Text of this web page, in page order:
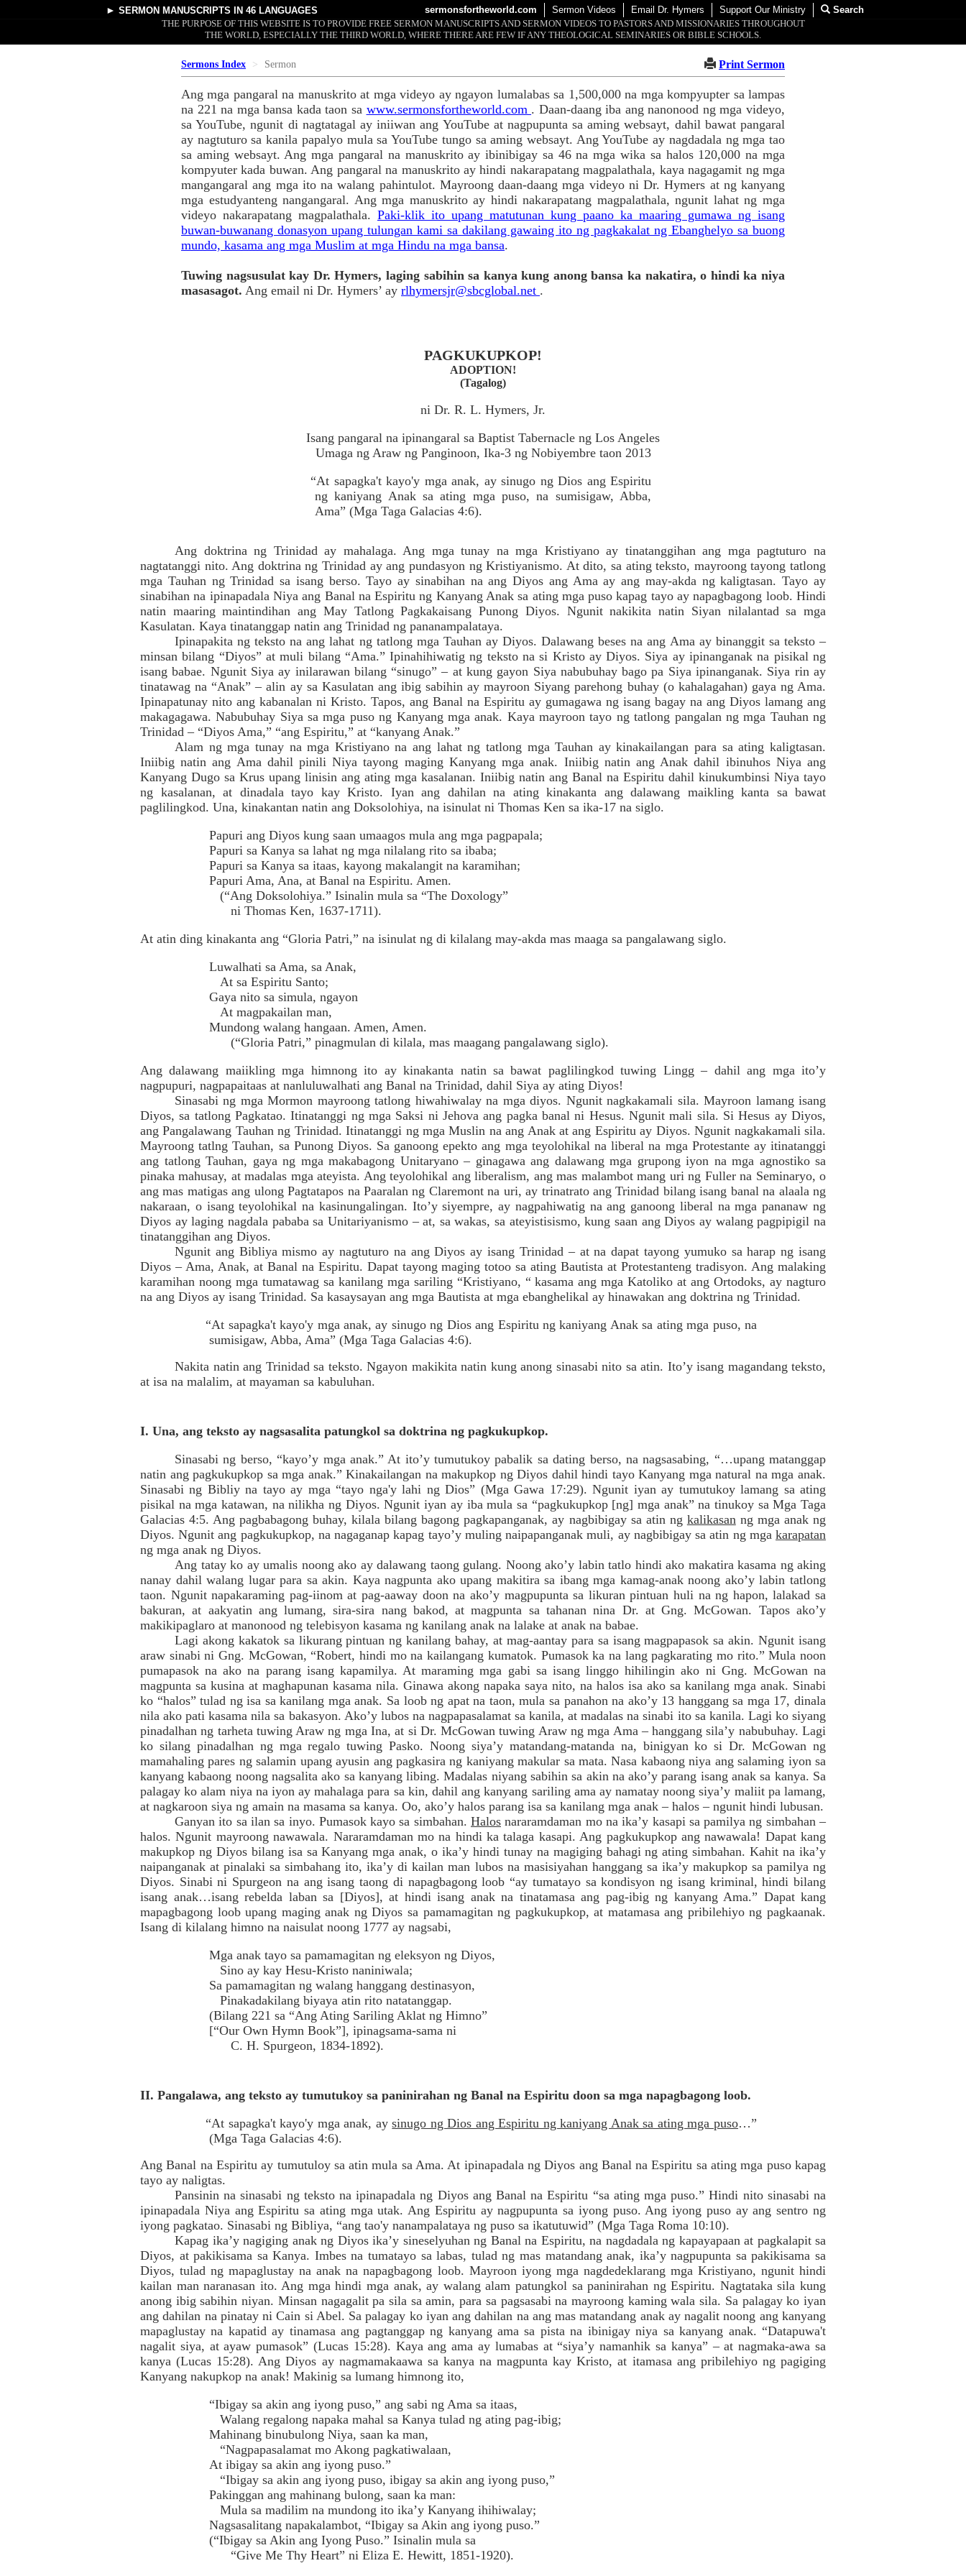
► SERMON MANUSCRIPTS IN 46 LANGUAGES sermonsfortheworld.com Sermon Videos Email Dr. Hymers Support Our Ministry
Search
THE PURPOSE OF THIS WEBSITE IS TO PROVIDE FREE SERMON MANUSCRIPTS AND SERMON VIDEOS TO PASTORS AND MISSIONARIES THROUGHOUT
THE WORLD, ESPECIALLY THE THIRD WORLD, WHERE THERE ARE FEW IF ANY THEOLOGICAL SEMINARIES OR BIBLE SCHOOLS.
Sermons Index Sermon Print Sermon
Ang mga pangaral na manuskrito at mga videyo ay ngayon lumalabas sa 1,500,000 na mga kompyupter sa lampas
na 221 na mga bansa kada taon sa www.sermonsfortheworld.com . Daan-daang iba ang nanonood ng mga videyo,
sa YouTube, ngunit di nagtatagal ay iniiwan ang YouTube at nagpupunta sa aming websayt, dahil bawat pangaral
ay nagtuturo sa kanila papalyo mula sa YouTube tungo sa aming websayt. Ang YouTube ay nagdadala ng mga tao
sa aming websayt. Ang mga pangaral na manuskrito ay ibinibigay sa 46 na mga wika sa halos 120,000 na mga
kompyuter kada buwan. Ang pangaral na manuskrito ay hindi nakarapatang magpalathala, kaya nagagamit ng mga
mangangaral ang mga ito na walang pahintulot. Mayroong daan-daang mga videyo ni Dr. Hymers at ng kanyang
mga estudyanteng nangangaral. Ang mga manuskrito ay hindi nakarapatang magpalathala, ngunit lahat ng mga
videyo nakarapatang magpalathala. Paki-klik ito upang matutunan kung paano ka maaring gumawa ng isang
buwan-buwanang donasyon upang tulungan kami sa dakilang gawaing ito ng pagkakalat ng Ebanghelyo sa buong
mundo, kasama ang mga Muslim at mga Hindu na mga bansa.
Tuwing nagsusulat kay Dr. Hymers, laging sabihin sa kanya kung anong bansa ka nakatira, o hindi ka niya
masasagot. Ang email ni Dr. Hymers’ ay rlhymersjr@sbcglobal.net .
PAGKUKUPKOP!
ADOPTION!
(Tagalog)
ni Dr. R. L. Hymers, Jr.
Isang pangaral na ipinangaral sa Baptist Tabernacle ng Los Angeles
Umaga ng Araw ng Panginoon, Ika-3 ng Nobiyembre taon 2013
“At sapagka't kayo'y mga anak, ay sinugo ng Dios ang Espiritu
ng kaniyang Anak sa ating mga puso, na sumisigaw, Abba,
Ama” (Mga Taga Galacias 4:6).
Ang doktrina ng Trinidad ay mahalaga. Ang mga tunay na mga Kristiyano ay tinatanggihan ang mga pagtuturo na
nagtatanggi nito. Ang doktrina ng Trinidad ay ang pundasyon ng Kristiyanismo. At dito, sa ating teksto, mayroong tayong tatlong
mga Tauhan ng Trinidad sa isang berso. Tayo ay sinabihan na ang Diyos ang Ama ay ang may-akda ng kaligtasan. Tayo ay
sinabihan na ipinapadala Niya ang Banal na Espiritu ng Kanyang Anak sa ating mga puso kapag tayo ay napagbagong loob. Hindi
natin maaring maintindihan ang May Tatlong Pagkakaisang Punong Diyos. Ngunit nakikita natin Siyan nilalantad sa mga
Kasulatan. Kaya tinatanggap natin ang Trinidad ng pananampalataya.
Ipinapakita ng teksto na ang lahat ng tatlong mga Tauhan ay Diyos. Dalawang beses na ang Ama ay binanggit sa teksto –
minsan bilang “Diyos” at muli bilang “Ama.” Ipinahihiwatig ng teksto na si Kristo ay Diyos. Siya ay ipinanganak na pisikal ng
isang babae. Ngunit Siya ay inilarawan bilang “sinugo” – at kung gayon Siya nabubuhay bago pa Siya ipinanganak. Siya rin ay
tinatawag na “Anak” – alin ay sa Kasulatan ang ibig sabihin ay mayroon Siyang parehong buhay (o kahalagahan) gaya ng Ama.
Ipinapatunay nito ang kabanalan ni Kristo. Tapos, ang Banal na Espiritu ay gumagawa ng isang bagay na ang Diyos lamang ang
makagagawa. Nabubuhay Siya sa mga puso ng Kanyang mga anak. Kaya mayroon tayo ng tatlong pangalan ng mga Tauhan ng
Trinidad – “Diyos Ama,” “ang Espiritu,” at “kanyang Anak.”
Alam ng mga tunay na mga Kristiyano na ang lahat ng tatlong mga Tauhan ay kinakailangan para sa ating kaligtasan.
Iniibig natin ang Ama dahil pinili Niya tayong maging Kanyang mga anak. Iniibig natin ang Anak dahil ibinuhos Niya ang
Kanyang Dugo sa Krus upang linisin ang ating mga kasalanan. Iniibig natin ang Banal na Espiritu dahil kinukumbinsi Niya tayo
ng kasalanan, at dinadala tayo kay Kristo. Iyan ang dahilan na ating kinakanta ang dalawang maikling kanta sa bawat
paglilingkod. Una, kinakantan natin ang Doksolohiya, na isinulat ni Thomas Ken sa ika-17 na siglo.
Papuri ang Diyos kung saan umaagos mula ang mga pagpapala;
Papuri sa Kanya sa lahat ng mga nilalang rito sa ibaba;
Papuri sa Kanya sa itaas, kayong makalangit na karamihan;
Papuri Ama, Ana, at Banal na Espiritu. Amen.
(“Ang Doksolohiya.” Isinalin mula sa “The Doxology”
ni Thomas Ken, 1637-1711).
At atin ding kinakanta ang “Gloria Patri,” na isinulat ng di kilalang may-akda mas maaga sa pangalawang siglo.
Luwalhati sa Ama, sa Anak,
At sa Espiritu Santo;
Gaya nito sa simula, ngayon
At magpakailan man,
Mundong walang hangaan. Amen, Amen.
(“Gloria Patri,” pinagmulan di kilala, mas maagang pangalawang siglo).
Ang dalawang maiikling mga himnong ito ay kinakanta natin sa bawat paglilingkod tuwing Lingg – dahil ang mga ito’y
nagpupuri, nagpapaitaas at nanluluwalhati ang Banal na Trinidad, dahil Siya ay ating Diyos!
Sinasabi ng mga Mormon mayroong tatlong hiwahiwalay na mga diyos. Ngunit nagkakamali sila. Mayroon lamang isang
Diyos, sa tatlong Pagkatao. Itinatanggi ng mga Saksi ni Jehova ang pagka banal ni Hesus. Ngunit mali sila. Si Hesus ay Diyos,
ang Pangalawang Tauhan ng Trinidad. Itinatanggi ng mga Muslin na ang Anak at ang Espiritu ay Diyos. Ngunit nagkakamali sila.
Mayroong tatlng Tauhan, sa Punong Diyos. Sa ganoong epekto ang mga teyolohikal na liberal na mga Protestante ay itinatanggi
ang tatlong Tauhan, gaya ng mga makabagong Unitaryano – ginagawa ang dalawang mga grupong iyon na mga agnostiko sa
pinaka mahusay, at madalas mga ateyista. Ang teyolohikal ang liberalism, ang mas malambot mang uri ng Fuller na Seminaryo, o
ang mas matigas ang ulong Pagtatapos na Paaralan ng Claremont na uri, ay trinatrato ang Trinidad bilang isang banal na alaala ng
nakaraan, o isang teyolohikal na kasinungalingan. Ito’y siyempre, ay nagpahiwatig na ang ganoong liberal na mga pananaw ng
Diyos ay laging nagdala pababa sa Unitariyanismo – at, sa wakas, sa ateyistisismo, kung saan ang Diyos ay walang pagpipigil na
tinatanggihan ang Diyos.
Ngunit ang Bibliya mismo ay nagtuturo na ang Diyos ay isang Trinidad – at na dapat tayong yumuko sa harap ng isang
Diyos – Ama, Anak, at Banal na Espiritu. Dapat tayong maging totoo sa ating Bautista at Protestanteng tradisyon. Ang malaking
karamihan noong mga tumatawag sa kanilang mga sariling “Kristiyano, “ kasama ang mga Katoliko at ang Ortodoks, ay nagturo
na ang Diyos ay isang Trinidad. Sa kasaysayan ang mga Bautista at mga ebanghelikal ay hinawakan ang doktrina ng Trinidad.
“At sapagka't kayo'y mga anak, ay sinugo ng Dios ang Espiritu ng kaniyang Anak sa ating mga puso, na
sumisigaw, Abba, Ama” (Mga Taga Galacias 4:6).
Nakita natin ang Trinidad sa teksto. Ngayon makikita natin kung anong sinasabi nito sa atin. Ito’y isang magandang teksto,
at isa na malalim, at mayaman sa kabuluhan.
I. Una, ang teksto ay nagsasalita patungkol sa doktrina ng pagkukupkop.
Sinasabi ng berso, “kayo’y mga anak.” At ito’y tumutukoy pabalik sa dating berso, na nagsasabing, “…upang matanggap
natin ang pagkukupkop sa mga anak.” Kinakailangan na makupkop ng Diyos dahil hindi tayo Kanyang mga natural na mga anak.
Sinasabi ng Bibliy na tayo ay mga “tayo nga'y lahi ng Dios” (Mga Gawa 17:29). Ngunit iyan ay tumutukoy lamang sa ating
pisikal na mga katawan, na nilikha ng Diyos. Ngunit iyan ay iba mula sa “pagkukupkop [ng] mga anak” na tinukoy sa Mga Taga
Galacias 4:5. Ang pagbabagong buhay, kilala bilang bagong pagkapanganak, ay nagbibigay sa atin ng kalikasanng mga anak ng
Diyos. Ngunit ang pagkukupkop, na nagaganap kapag tayo’y muling naipapanganak muli, ay nagbibigay sa atin ng mga karapatan
ng mga anak ng Diyos.
Ang tatay ko ay umalis noong ako ay dalawang taong gulang. Noong ako’y labin tatlo hindi ako makatira kasama ng aking
nanay dahil walang lugar para sa akin. Kaya nagpunta ako upang makitira sa ibang mga kamag-anak noong ako’y labin tatlong
taon. Ngunit napakaraming pag-iinom at pag-aaway doon na ako’y magpupunta sa likuran pintuan huli na ng hapon, lalakad sa
bakuran, at aakyatin ang lumang, sira-sira nang bakod, at magpunta sa tahanan nina Dr. at Gng. McGowan. Tapos ako’y
makikipaglaro at manonood ng telebisyon kasama ng kanilang anak na lalake at anak na babae.
Lagi akong kakatok sa likurang pintuan ng kanilang bahay, at mag-aantay para sa isang magpapasok sa akin. Ngunit isang
araw sinabi ni Gng. McGowan, “Robert, hindi mo na kailangang kumatok. Pumasok ka na lang pagkarating mo rito.” Mula noon
pumapasok na ako na parang isang kapamilya. At maraming mga gabi sa isang linggo hihilingin ako ni Gng. McGowan na
magpunta sa kusina at maghapunan kasama nila. Ginawa akong napaka saya nito, na halos isa ako sa kanilang mga anak. Sinabi
ko “halos” tulad ng isa sa kanilang mga anak. Sa loob ng apat na taon, mula sa panahon na ako’y 13 hanggang sa mga 17, dinala
nila ako pati kasama nila sa bakasyon. Ako’y lubos na nagpapasalamat sa kanila, at madalas na sinabi ito sa kanila. Lagi ko siyang
pinadalhan ng tarheta tuwing Araw ng mga Ina, at si Dr. McGowan tuwing Araw ng mga Ama – hanggang sila’y nabubuhay. Lagi
ko silang pinadalhan ng mga regalo tuwing Pasko. Noong siya’y matandang-matanda na, binigyan ko si Dr. McGowan ng
mamahaling pares ng salamin upang ayusin ang pagkasira ng kaniyang makular sa mata. Nasa kabaong niya ang salaming iyon sa
kanyang kabaong noong nagsalita ako sa kanyang libing. Madalas niyang sabihin sa akin na ako’y parang isang anak sa kanya. Sa
palagay ko alam niya na iyon ay mahalaga para sa kin, dahil ang kanyang sariling ama ay namatay noong siya’y maliit pa lamang,
at nagkaroon siya ng amain na masama sa kanya. Oo, ako’y halos parang isa sa kanilang mga anak – halos – ngunit hindi lubusan.
Ganyan ito sa ilan sa inyo. Pumasok kayo sa simbahan. Halos nararamdaman mo na ika’y kasapi sa pamilya ng simbahan –
halos. Ngunit mayroong nawawala. Nararamdaman mo na hindi ka talaga kasapi. Ang pagkukupkop ang nawawala! Dapat kang
makupkop ng Diyos bilang isa sa Kanyang mga anak, o ika’y hindi tunay na magiging bahagi ng ating simbahan. Kahit na ika’y
naipanganak at pinalaki sa simbahang ito, ika’y di kailan man lubos na masisiyahan hanggang sa ika’y makupkop sa pamilya ng
Diyos. Sinabi ni Spurgeon na ang isang taong di napagbagong loob “ay tumatayo sa kondisyon ng isang kriminal, hindi bilang
isang anak…isang rebelda laban sa [Diyos], at hindi isang anak na tinatamasa ang pag-ibig ng kanyang Ama.” Dapat kang
mapagbagong loob upang maging anak ng Diyos sa pamamagitan ng pagkukupkop, at matamasa ang pribilehiyo ng pagkaanak.
Isang di kilalang himno na naisulat noong 1777 ay nagsabi,
Mga anak tayo sa pamamagitan ng eleksyon ng Diyos,
Sino ay kay Hesu-Kristo naniniwala;
Sa pamamagitan ng walang hanggang destinasyon,
Pinakadakilang biyaya atin rito natatanggap.
(Bilang 221 sa “Ang Ating Sariling Aklat ng Himno”
[“Our Own Hymn Book”], ipinagsama-sama ni
C. H. Spurgeon, 1834-1892).
II. Pangalawa, ang teksto ay tumutukoy sa paninirahan ng Banal na Espiritu doon sa mga napagbagong loob.
“At sapagka't kayo'y mga anak, aysinugo ng Dios ang Espiritu ng kaniyang Anak sa ating mga puso…”
(Mga Taga Galacias 4:6).
Ang Banal na Espiritu ay tumutuloy sa atin mula sa Ama. At ipinapadala ng Diyos ang Banal na Espiritu sa ating mga puso kapag
tayo ay naligtas.
Pansinin na sinasabi ng teksto na ipinapadala ng Diyos ang Banal na Espiritu “sa ating mga puso.” Hindi nito sinasabi na
ipinapadala Niya ang Espiritu sa ating mga utak. Ang Espiritu ay nagpupunta sa iyong puso. Ang iyong puso ay ang sentro ng
iyong pagkatao. Sinasabi ng Bibliya, “ang tao'y nanampalataya ng puso sa ikatutuwid” (Mga Taga Roma 10:10).
Kapag ika’y nagiging anak ng Diyos ika’y sineselyuhan ng Banal na Espiritu, na nagdadala ng kapayapaan at pagkalapit sa
Diyos, at pakikisama sa Kanya. Imbes na tumatayo sa labas, tulad ng mas matandang anak, ika’y nagpupunta sa pakikisama sa
Diyos, tulad ng mapaglustay na anak na napagbagong loob. Mayroon iyong mga nagdedeklarang mga Kristiyano, ngunit hindi
kailan man naranasan ito. Ang mga hindi mga anak, ay walang alam patungkol sa paninirahan ng Espiritu. Nagtataka sila kung
anong ibig sabihin niyan. Minsan nagagalit pa sila sa amin, para sa pagsasabi na mayroong kaming wala sila. Sa palagay ko iyan
ang dahilan na pinatay ni Cain si Abel. Sa palagay ko iyan ang dahilan na ang mas matandang anak ay nagalit noong ang kanyang
mapaglustay na kapatid ay tinamasa ang pagtanggap ng kanyang ama sa pista na ibinigay niya sa kanyang anak. “Datapuwa't
nagalit siya, at ayaw pumasok” (Lucas 15:28). Kaya ang ama ay lumabas at “siya’y namanhik sa kanya” – at nagmaka-awa sa
kanya (Lucas 15:28). Ang Diyos ay nagmamakaawa sa kanya na magpunta kay Kristo, at itamasa ang pribilehiyo ng pagiging
Kanyang nakupkop na anak! Makinig sa lumang himnong ito,
“Ibigay sa akin ang iyong puso,” ang sabi ng Ama sa itaas,
Walang regalong napaka mahal sa Kanya tulad ng ating pag-ibig;
Mahinang binubulong Niya, saan ka man,
“Nagpapasalamat mo Akong pagkatiwalaan,
At ibigay sa akin ang iyong puso.”
“Ibigay sa akin ang iyong puso, ibigay sa akin ang iyong puso,”
Pakinggan ang mahinang bulong, saan ka man:
Mula sa madilim na mundong ito ika’y Kanyang ihihiwalay;
Nagsasalitang napakalambot, “Ibigay sa Akin ang iyong puso.”
(“Ibigay sa Akin ang Iyong Puso.” Isinalin mula sa
“Give Me Thy Heart” ni Eliza E. Hewitt, 1851-1920).